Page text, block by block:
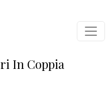
In Coppia